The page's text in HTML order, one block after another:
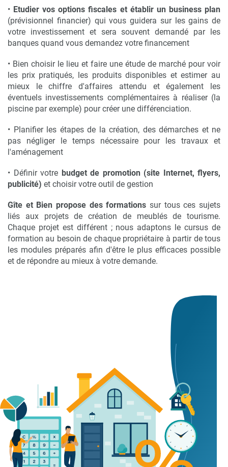
• Etudier vos options fiscales et établir un business plan
(prévisionnel financier) qui vous guidera sur les gains de
votre investissement et sera souvent demandé par les
banques quand vous demandez votre financement
• Bien choisir le lieu et faire une étude de marché pour voir
les prix pratiqués, les produits disponibles et estimer au
mieux le chiffre d'affaires attendu et également les
éventuels investissements complémentaires à réaliser (la
piscine par exemple) pour créer une différenciation.
• Planifier les étapes de la création, des démarches et ne
pas négliger le temps nécessaire pour les travaux et
l'aménagement
• Définir votre budget de promotion (site Internet, flyers,
publicité) et choisir votre outil de gestion
Gîte et Bien propose des formations sur tous ces sujets
liés aux projets de création de meublés de tourisme.
Chaque projet est différent ; nous adaptons le cursus de
formation au besoin de chaque propriétaire à partir de tous
les modules préparés afin d'être le plus efficaces possible
et de répondre au mieux à votre demande.